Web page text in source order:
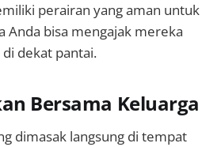
perairan yang aman untuk
Anda bisa mengajak mereka
dekat pantai.
Bersama Keluarga
dimasak langsung di tempat